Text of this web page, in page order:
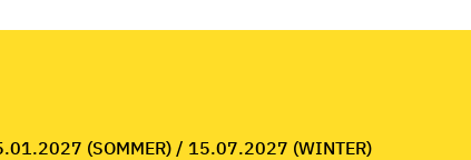
(SOMMER) / 15.07.2027 (WINTER)